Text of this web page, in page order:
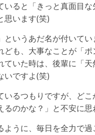
ると「きっと真面目
思います(笑)
いうあだ名が付いてい
も、大事なことが「
いた時は、後輩に「
いですよ(笑)
るつもりですが、ど
るのかな？」と不安に
うに、毎日を全力で